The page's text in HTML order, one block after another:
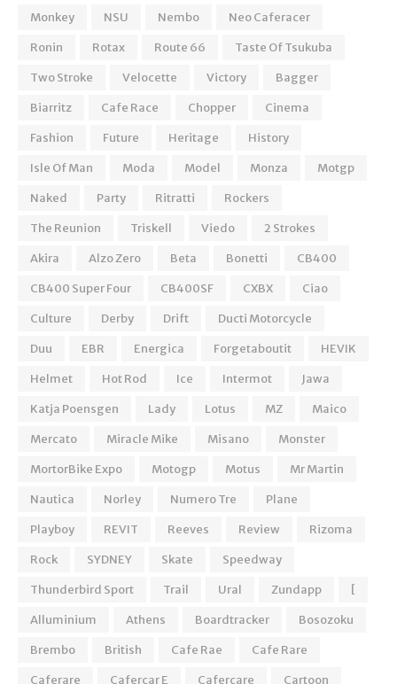
Monkey NSU Nembo
Neo Caferacer
Ronin
Rotax Route 66
Taste Of Tsukuba
Two Stroke
Velocette Victory
Bagger
Biarritz
Cafe Race Chopper
Cinema
Fashion
Future Heritage
History
Isle Of Man
Moda Model Monza
Motgp
Naked
Party Ritratti
Rockers
The Reunion
Triskell Viedo
2 Strokes
Akira
Alzo Zero Beta Bonetti
CB400
CB400 Super Four
CB400SF CXBX
Ciao
Culture
Derby Drift
Ducti Motorcycle
Duu
EBR Energica Forgetaboutit
HEVIK
Helmet
Hot Rod Ice Intermot
Jawa
Katja Poensgen
Lady Lotus MZ
Maico
Mercato
Miracle Mike Misano
Monster
MortorBike Expo
Motogp Motus
Mr Martin
Nautica
Norley Numero Tre
Plane
Playboy
REVIT Reeves Review
Rizoma
Rock
SYDNEY Skate
Speedway
Thunderbird Sport
Trail Ural Zundapp
[
Alluminium
Athens Boardtracker
Bosozoku
Brembo
British Cafe Rae
Cafe Rare
Caferare
Cafercar E Cafercare
Cartoon